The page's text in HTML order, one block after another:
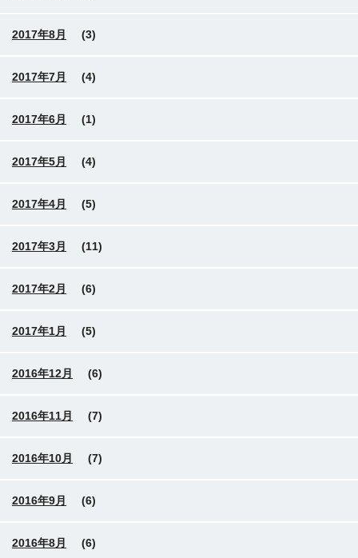
2017年8月 (3)
2017年7月 (4)
2017年6月 (1)
2017年5月 (4)
2017年4月 (5)
2017年3月 (11)
2017年2月 (6)
2017年1月 (5)
2016年12月 (6)
2016年11月 (7)
2016年10月 (7)
2016年9月 (6)
2016年8月 (6)